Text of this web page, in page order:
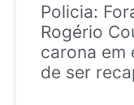
Policia:
Rogério
carona em
de ser